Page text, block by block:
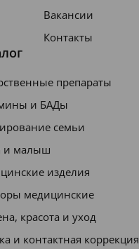
Вакансии
Контакты
препараты
и БАДы
семьи
и малыш
изделия
медицинские
красота и уход
и контактная коррекция